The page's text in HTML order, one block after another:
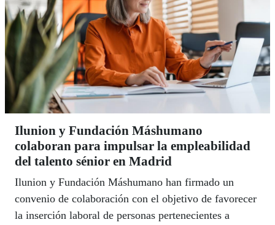
Ilunion y Fundación Máshumano
colaboran para impulsar la empleabilidad
del talento sénior en Madrid
Ilunion y Fundación Máshumano han firmado un
convenio de colaboración con el objetivo de favorecer
la inserción laboral de personas pertenecientes a